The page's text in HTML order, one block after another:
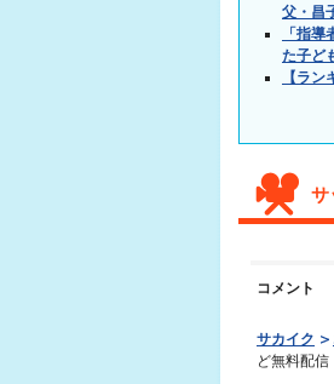
父・昌
「指
た子ど
【ラ
サ
コメント
サカイク
ど無料配信